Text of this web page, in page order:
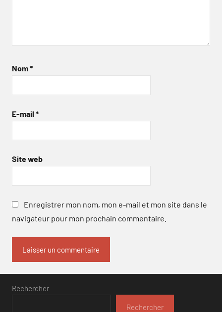
Nom*
E-mail *
Site web
Enregistrer mon nom, mon e-mail et mon site dans le
navigateur pour mon prochain commentaire.
Rechercher
Rechercher